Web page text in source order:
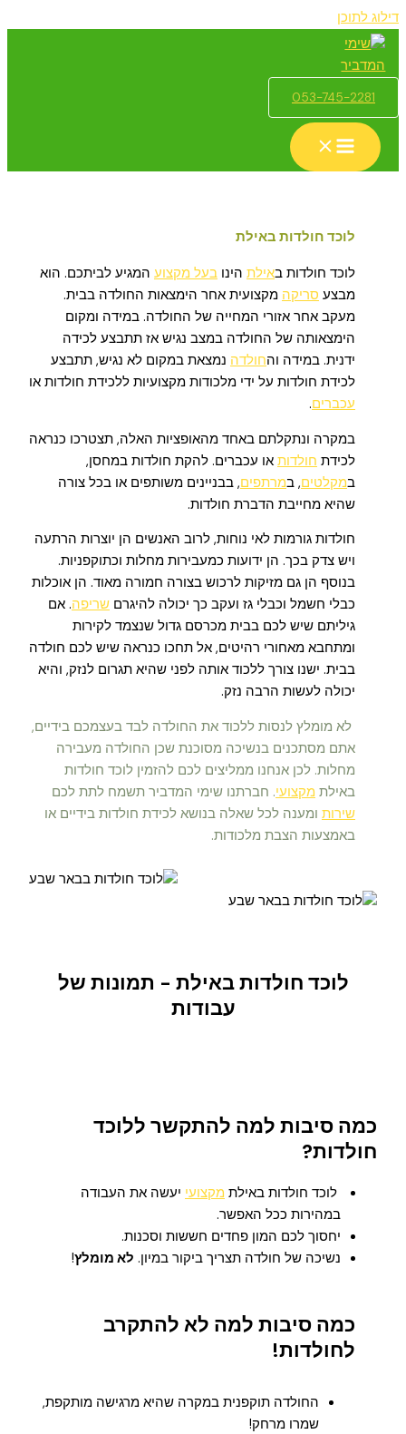
דילוג לתוכן
053-745-2281
לוכד חולדות באילת
לוכד חולדות באילת הינו בעל מקצוע המגיע לביתכם. הוא
מבצע סריקה מקצועית אחר הימצאות החולדה בבית.
מעקב אחר אזורי המחייה של החולדה. במידה ומקום
הימצאותה של החולדה במצב נגיש אז תתבצע לכידה
ידנית. במידה והחולדה נמצאת במקום לא נגיש, תתבצע
לכידת חולדות על ידי מלכודות מקצועיות ללכידת חולדות או
עכברים.
במקרה ונתקלתם באחד מהאופציות האלה, תצטרכו כנראה
לכידת חולדות או עכברים. להקת חולדות במחסן,
במקלטים, במרתפים, בבניינים משותפים או בכל צורה
שהיא מחייבת הדברת חולדות.
חולדות גורמות לאי נוחות, לרוב האנשים הן יוצרות הרתעה
ויש צדק בכך. הן ידועות כמעבירות מחלות וכתוקפניות.
בנוסף הן גם מזיקות לרכוש בצורה חמורה מאוד. הן אוכלות
כבלי חשמל וכבלי גז ועקב כך יכולה להיגרם שריפה. אם
גיליתם שיש לכם בבית מכרסם גדול שנצמד לקירות
ומתחבא מאחורי רהיטים, אל תחכו כנראה שיש לכם חולדה
בבית. ישנו צורך ללכוד אותה לפני שהיא תגרום לנזק, והיא
יכולה לעשות הרבה נזק.
לא מומלץ לנסות ללכוד את החולדה לבד בעצמכם בידיים,
אתם מסתכנים בנשיכה מסוכנת שכן החולדה מעבירה
מחלות. לכן אנחנו ממליצים לכם להזמין לוכד חולדות
באילת מקצועי. חברתנו שימי המדביר תשמח לתת לכם
שירות ומענה לכל שאלה בנושא לכידת חולדות בידיים או
באמצעות הצבת מלכודות.
לוכד חולדות באילת - תמונות של
עבודות
כמה סיבות למה להתקשר ללוכד
חולדות?
לוכד חולדות באילת מקצועי יעשה את העבודה
במהירות ככל האפשר.
יחסוך לכם המון פחדים חששות וסכנות.
נשיכה של חולדה תצריך ביקור במיון. לא מומלץ!
כמה סיבות למה לא להתקרב
לחולדות!
החולדה תוקפנית במקרה שהיא מרגישה מותקפת,
שמרו מרחק!